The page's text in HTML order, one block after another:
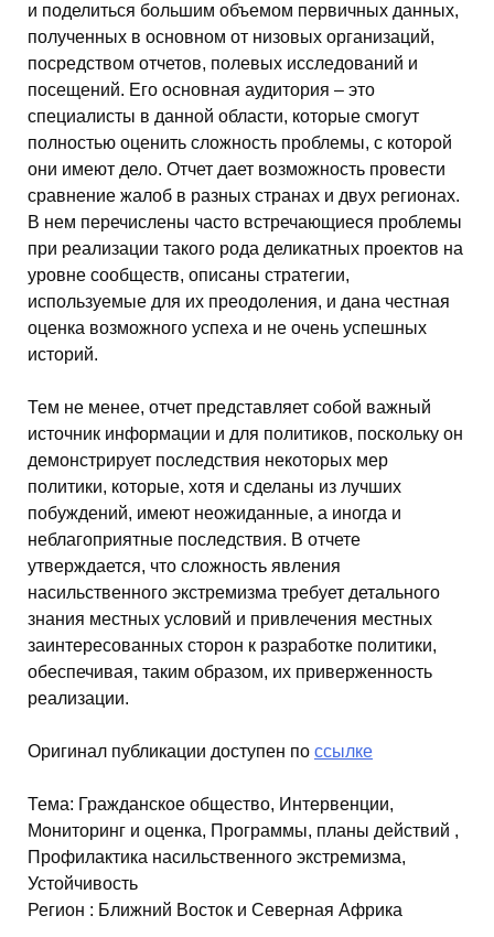
и поделиться большим объемом первичных данных,
полученных в основном от низовых организаций,
посредством отчетов, полевых исследований и
посещений. Его основная аудитория – это
специалисты в данной области, которые смогут
полностью оценить сложность проблемы, с которой
они имеют дело. Отчет дает возможность провести
сравнение жалоб в разных странах и двух регионах.
В нем перечислены часто встречающиеся проблемы
при реализации такого рода деликатных проектов на
уровне сообществ, описаны стратегии,
используемые для их преодоления, и дана честная
оценка возможного успеха и не очень успешных
историй.
Тем не менее, отчет представляет собой важный
источник информации и для политиков, поскольку он
демонстрирует последствия некоторых мер
политики, которые, хотя и сделаны из лучших
побуждений, имеют неожиданные, а иногда и
неблагоприятные последствия. В отчете
утверждается, что сложность явления
насильственного экстремизма требует детального
знания местных условий и привлечения местных
заинтересованных сторон к разработке политики,
обеспечивая, таким образом, их приверженность
реализации.
Оригинал публикации доступен по ссылке
Тема: Гражданское общество, Интервенции,
Мониторинг и оценка, Программы, планы действий ,
Профилактика насильственного экстремизма,
Устойчивость
Регион : Ближний Восток и Северная Африка